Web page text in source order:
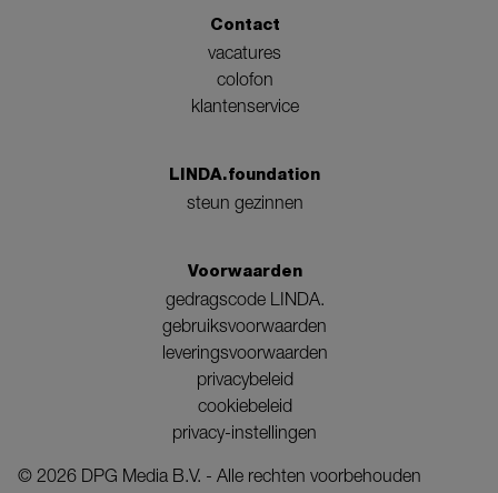
Contact
vacatures
colofon
klantenservice
LINDA.foundation
steun gezinnen
Voorwaarden
gedragscode LINDA.
gebruiksvoorwaarden
leveringsvoorwaarden
privacybeleid
cookiebeleid
privacy-instellingen
© 2026 DPG Media B.V. - Alle rechten voorbehouden